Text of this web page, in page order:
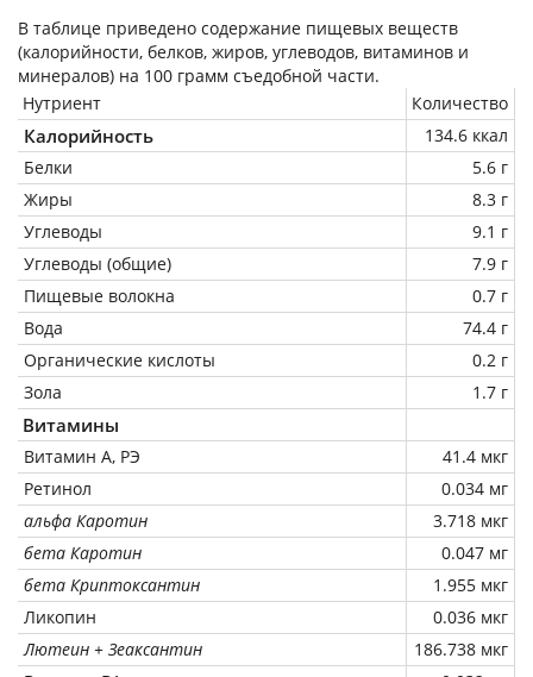
В таблице приведено содержание пищевых веществ
(калорийности, белков, жиров, углеводов, витаминов и
минералов) на 100 грамм съедобной части.
Нутриент
Количество
Калорийность
134.6 ккал
Белки
5.6 г
Жиры
8.3 г
Углеводы
9.1 г
Углеводы (общие)
7.9 г
Пищевые волокна
0.7 г
Вода
74.4 г
Органические кислоты
0.2 г
Зола
1.7 г
Витамины
Витамин А, РЭ
41.4 мкг
Ретинол
0.034 мг
альфа Каротин
3.718 мкг
бета Каротин
0.047 мг
бета Криптоксантин
1.955 мкг
Ликопин
0.036 мкг
Лютеин + Зеаксантин
186.738 мкг